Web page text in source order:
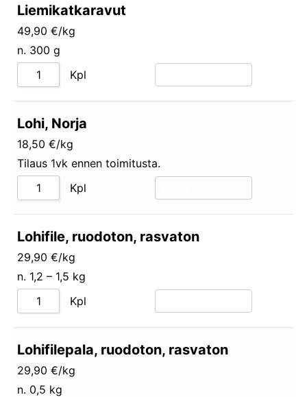
Liemikatkaravut
49,90 €/kg
n. 300 g
Kpl
Lohi, Norja
18,50 €/kg
Tilaus 1vk ennen toimitusta.
Kpl
Lohifile, ruodoton, rasvaton
29,90 €/kg
n. 1,2 – 1,5 kg
Kpl
Lohifilepala, ruodoton, rasvaton
29,90 €/kg
n. 0,5 kg